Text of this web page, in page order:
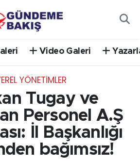
Video Galeri
YÖNETİMLER
Tugay ve
Personel A.Ş
İl Başkanlığı
bağımsız!
Durumu ve Fikstür